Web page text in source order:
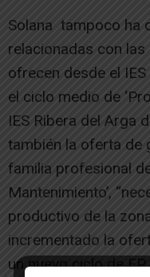
Solana tampoco ha
relacionadas con
ofrecen desde el
el ciclo medio de
IES Ribera del Arga
también la oferta de
familia profesional
Mantenimiento’,
productivo de la
incrementado la
un nuevo ciclo de